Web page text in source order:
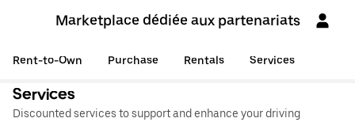
Marketplace dédiée aux partenariats
Rent-to-Own Purchase Rentals Services
Services
Discounted services to support and enhance your driving